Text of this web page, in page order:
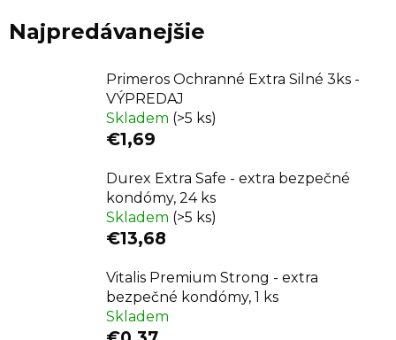
Najpredávanejšie
Primeros Ochranné Extra Silné 3ks -
VÝPREDAJ
Skladem (>5 ks)
€1,69
Durex Extra Safe - extra bezpečné
kondómy, 24 ks
Skladem (>5 ks)
€13,68
Vitalis Premium Strong - extra
bezpečné kondómy, 1 ks
Skladem